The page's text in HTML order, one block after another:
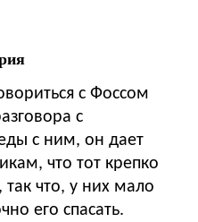
с Фоссом
с
с ним, он дает
что тот крепко
так что, у них мало
его спасать.